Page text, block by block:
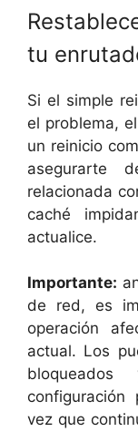
tu
Si el simple
el problema,
un reinicio
asegurarte
relacionada
caché
actualice.
Importante:
de red, es
operación
actual. Los
configuración
vez que